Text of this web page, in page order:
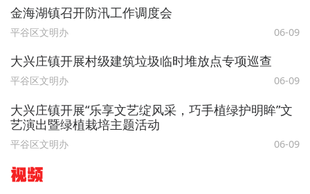
金海湖镇召开防汛工作调度会
平谷区文明办 06-09
大兴庄镇开展村级建筑垃圾临时堆放点专项巡查
平谷区文明办 06-09
大兴庄镇开展“乐享文艺绽风采，巧手植绿护明眸”文
艺演出暨绿植栽培主题活动
平谷区文明办 06-09
视频